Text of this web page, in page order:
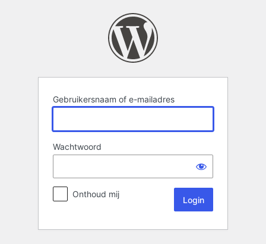
Gebruikersnaam of e-mailadres
Wachtwoord
Onthoud mij